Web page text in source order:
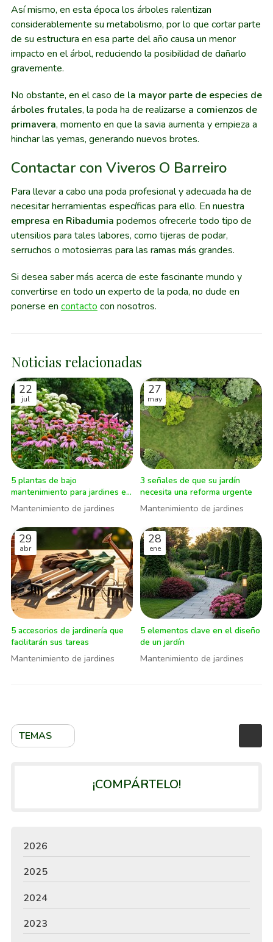
TEMAS
Así mismo, en esta época los árboles ralentizan
considerablemente su metabolismo, por lo que cortar parte
de su estructura en esa parte del año causa un menor
impacto en el árbol, reduciendo la posibilidad de dañarlo
gravemente.
No obstante, en el caso de la mayor parte de especies de
árboles frutales, la poda ha de realizarse a comienzos de
primavera, momento en que la savia aumenta y empieza a
hinchar las yemas, generando nuevos brotes.
Contactar con Viveros O Barreiro
Para llevar a cabo una poda profesional y adecuada ha de
necesitar herramientas específicas para ello. En nuestra
empresa en Ribadumia podemos ofrecerle todo tipo de
utensilios para tales labores, como tijeras de podar,
serruchos o motosierras para las ramas más grandes.
Si desea saber más acerca de este fascinante mundo y
convertirse en todo un experto de la poda, no dude en
ponerse en contacto con nosotros.
Noticias relacionadas
22
jul
5 plantas de bajo
mantenimiento para jardines en
verano
Mantenimiento de jardines
27
may
3 señales de que su jardín
necesita una reforma urgente
Mantenimiento de jardines
29
abr
5 accesorios de jardinería que
facilitarán sus tareas
Mantenimiento de jardines
28
ene
5 elementos clave en el diseño
de un jardín
Mantenimiento de jardines
¡COMPÁRTELO!
2026
2025
2024
2023